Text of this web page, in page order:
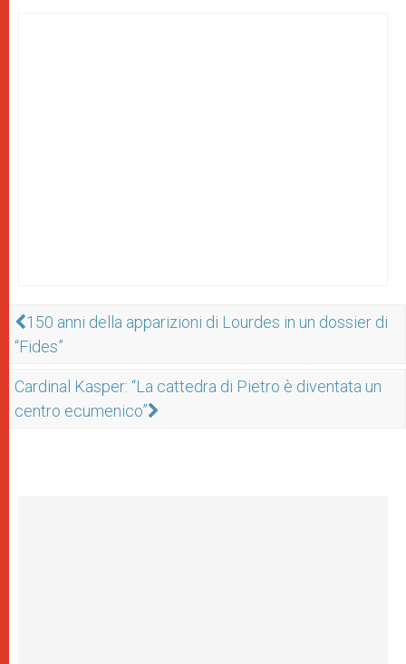
150 anni della apparizioni di Lourdes in un dossier di
“Fides”
Cardinal Kasper: “La cattedra di Pietro è diventata un
centro ecumenico”